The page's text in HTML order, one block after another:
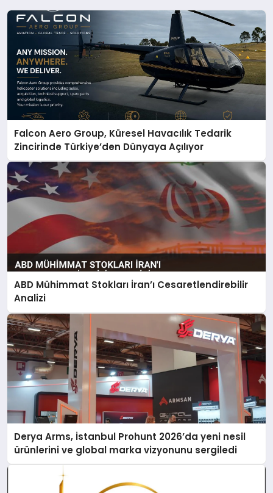
Falcon Aero Group, Küresel Havacılık Tedarik
Zincirinde Türkiye’den Dünyaya Açılıyor
ABD Mühimmat Stokları İran’ı Cesaretlendirebilir
Analizi
Derya Arms, İstanbul Prohunt 2026’da yeni nesil
ürünlerini ve global marka vizyonunu sergiledi